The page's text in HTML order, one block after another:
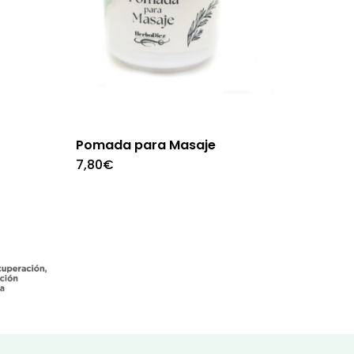
Pomada para Masaje
7,80€